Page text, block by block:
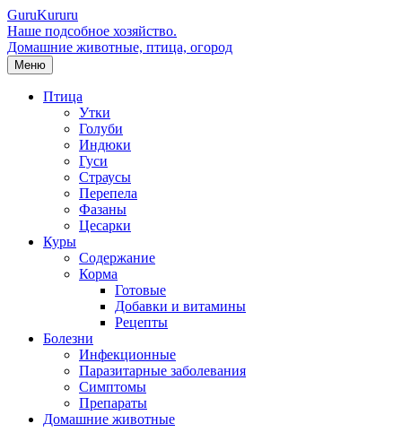
GuruKururu
Наше подсобное хозяйство.
Домашние животные, птица, огород
Меню
Птица
Утки
Голуби
Индюки
Гуси
Страусы
Перепела
Фазаны
Цесарки
Куры
Содержание
Корма
Готовые
Добавки и витамины
Рецепты
Болезни
Инфекционные
Паразитарные заболевания
Симптомы
Препараты
Домашние животные